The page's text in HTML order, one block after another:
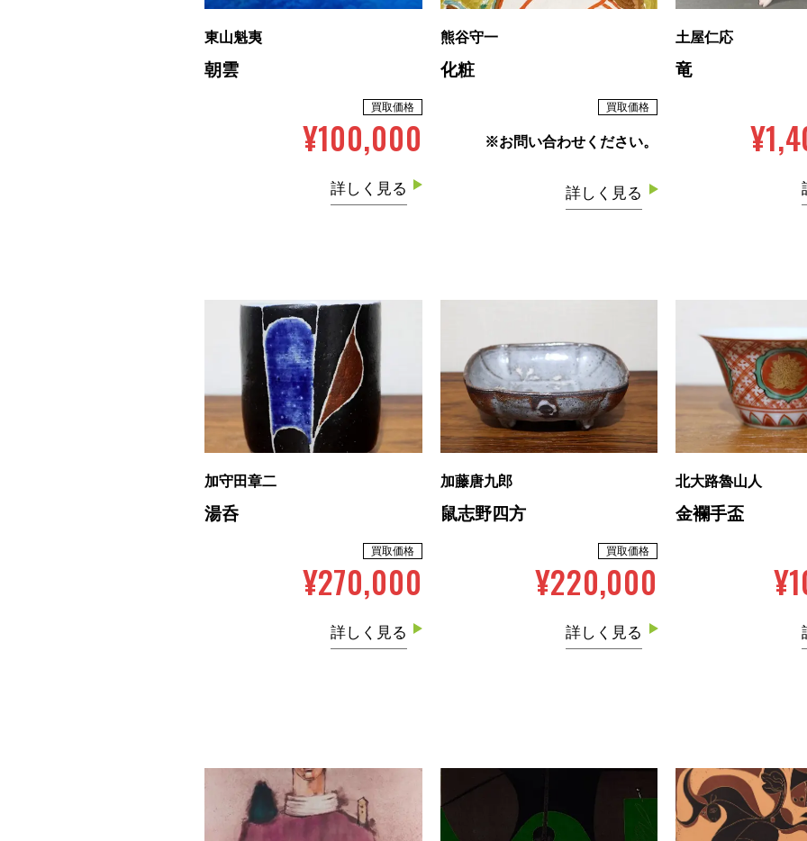
東山魁夷
朝雲
買取価格
¥100,000
詳しく見る
熊谷守一
化粧
買取価格
※お問い合わせください。
詳しく見る
土屋仁応
竜
加守田章二
湯呑
買取価格
¥270,000
詳しく見る
加藤唐九郎
鼠志野四方
買取価格
¥220,000
詳しく見る
北大路魯山人
金襴手盃